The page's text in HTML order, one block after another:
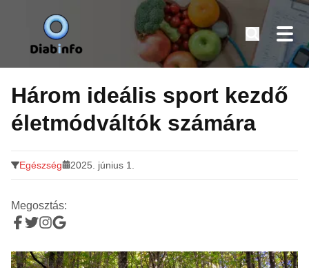
Tovább
tartalomra
Diabinfo.hu – Információk cukorbetegeknek
Három ideális sport kezdő
életmódváltók számára
Egészség 2025. június 1.
Megosztás: